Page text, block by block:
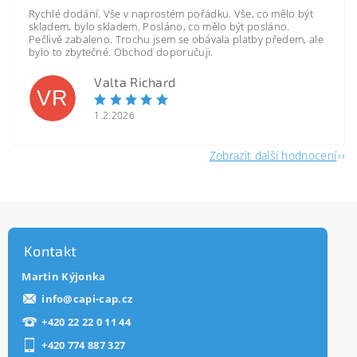
Rychlé dodání. Vše v naprostém pořádku. Vše, co mělo být
skladem, bylo skladem. Posláno, co mělo být posláno.
Pečlivě zabaleno. Trochu jsem se obávala platby předem, ale
bylo to zbytečné. Obchod doporučuji.
VR
Valta Richard
1.2.2026
Zobrazit další hodnocení
Kontakt
Martin Kýjonka
info@capi-cap.cz
+420 22 22 0 11 44
+420 774 887 327